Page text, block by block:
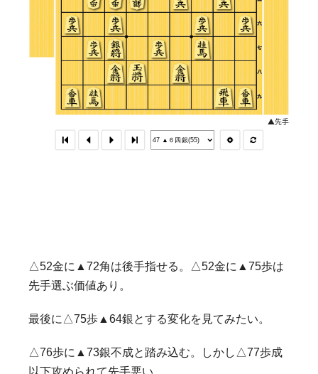
△52金に▲72角は後手指せる。△52金に▲75歩は
先手選ぶ価値あり。
最後に△75歩▲64銀とする変化を見てみたい。
△76歩に▲73銀不成と踏み込む。しかし△77歩成